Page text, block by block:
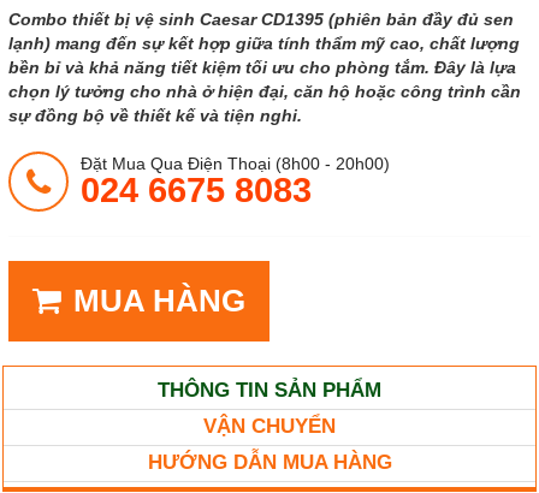
Combo thiết bị vệ sinh Caesar CD1395 (phiên bản đầy đủ sen
lạnh) mang đến sự kết hợp giữa tính thẩm mỹ cao, chất lượng
bền bỉ và khả năng tiết kiệm tối ưu cho phòng tắm. Đây là lựa
chọn lý tưởng cho nhà ở hiện đại, căn hộ hoặc công trình cần
sự đồng bộ về thiết kế và tiện nghi.
Đặt Mua Qua Điện Thoại (8h00 - 20h00)
024 6675 8083
MUA HÀNG
THÔNG TIN SẢN PHẨM
VẬN CHUYỂN
HƯỚNG DẪN MUA HÀNG